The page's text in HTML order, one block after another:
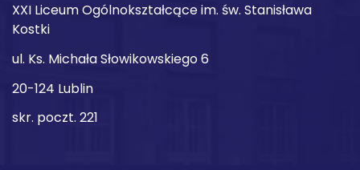
XXI Liceum Ogólnokształcące im. św. Stanisława
Kostki
ul. Ks. Michała Słowikowskiego 6
20-124 Lublin
skr. poczt. 221